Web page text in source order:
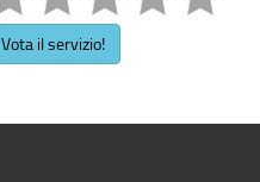
Vota il servizio!